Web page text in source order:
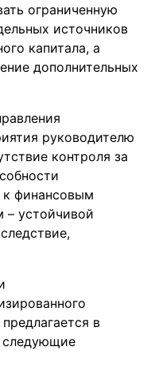
ограниченную
источников
капитала, а
дополнительных
руководителю
контроля за
финансовым
– устойчивой
в
следующие